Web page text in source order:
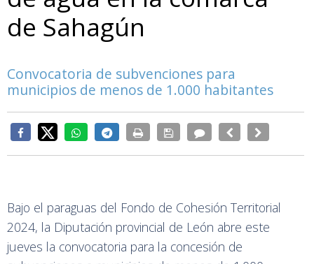
de Sahagún
Convocatoria de subvenciones para
municipios de menos de 1.000 habitantes
Bajo el paraguas del Fondo de Cohesión Territorial
2024, la Diputación provincial de León abre este
jueves la convocatoria para la concesión de